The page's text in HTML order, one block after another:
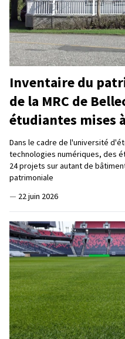
Inventaire du
de la MRC de
étudiantes mises
Dans le cadre de l'université
technologies numériques, des
24 projets sur autant de
patrimoniale
— 22 juin 2026